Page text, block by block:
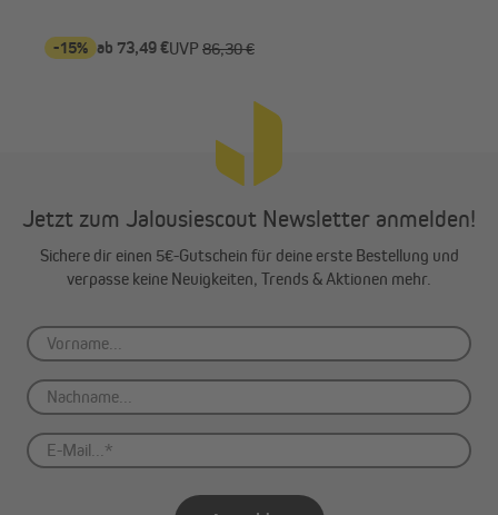
-15% ab 73,49 €UVP 86,30 €
Jetzt zum Jalousiescout Newsletter anmelden!
Sichere dir einen 5€-Gutschein für deine erste Bestellung und
verpasse keine Neuigkeiten, Trends & Aktionen mehr.